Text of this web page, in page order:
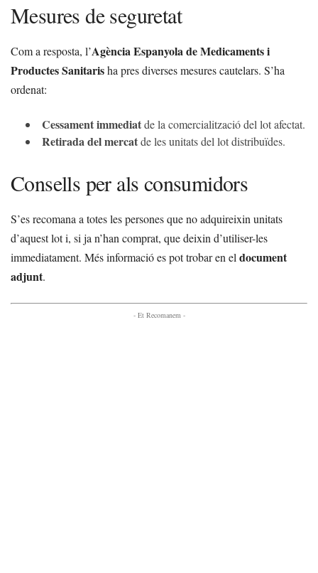
Mesures de seguretat
Com a resposta, l’Agència Espanyola de Medicaments i
Productes Sanitarisha pres diverses mesures cautelars. S’ha
ordenat:
Cessament immediatde la comercialització del lot afectat.
Retirada del mercatde les unitats del lot distribuïdes.
Consells per als consumidors
S’es recomana a totes les persones que no adquireixin unitats
d’aquest lot i, si ja n’han comprat, que deixin d’utiliser-les
immediatament. Més informació es pot trobar en el document
adjunt.
- Et Recomanem -